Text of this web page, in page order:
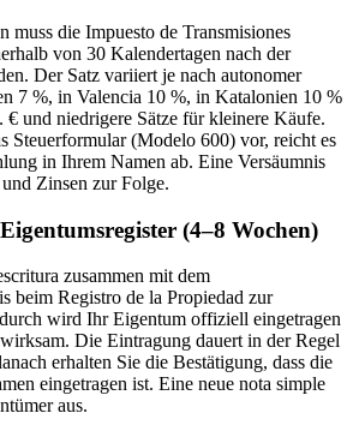
muss die Impuesto de Transmisiones
von 30 Kalendertagen nach der
Der Satz variiert je nach autonomer
7 %, in Valencia 10 %, in Katalonien 10 %
und niedrigere Sätze für kleinere Käufe.
Steuerformular (Modelo 600) vor, reicht es
in Ihrem Namen ab. Eine Versäumnis
Zinsen zur Folge.
(4–8 Wochen)
zusammen mit dem
beim Registro de la Propiedad zur
wird Ihr Eigentum offiziell eingetragen
Die Eintragung dauert in der Regel
erhalten Sie die Bestätigung, dass die
eingetragen ist. Eine neue nota simple
aus.